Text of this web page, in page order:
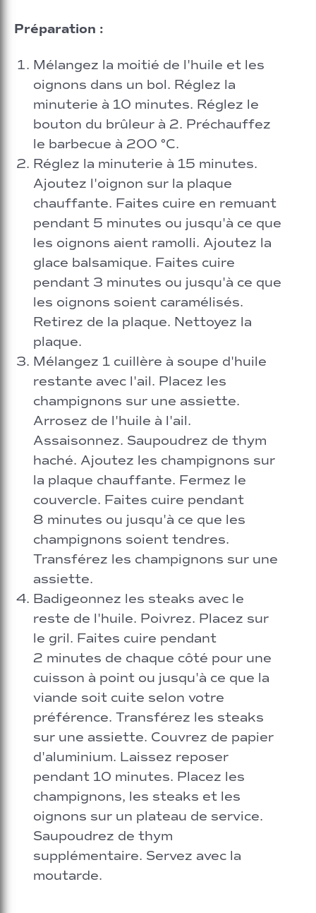
Préparation :
Mélangez la moitié de l'huile et les
oignons dans un bol. Réglez la
minuterie à 10 minutes. Réglez le
bouton du brûleur à 2. Préchauffez
le barbecue à 200 °C.
Réglez la minuterie à 15 minutes.
Ajoutez l'oignon sur la plaque
chauffante. Faites cuire en remuant
pendant 5 minutes ou jusqu'à ce que
les oignons aient ramolli. Ajoutez la
glace balsamique. Faites cuire
pendant 3 minutes ou jusqu'à ce que
les oignons soient caramélisés.
Retirez de la plaque. Nettoyez la
plaque.
Mélangez 1 cuillère à soupe d'huile
restante avec l'ail. Placez les
champignons sur une assiette.
Arrosez de l'huile à l'ail.
Assaisonnez. Saupoudrez de thym
haché. Ajoutez les champignons sur
la plaque chauffante. Fermez le
couvercle. Faites cuire pendant
8 minutes ou jusqu'à ce que les
champignons soient tendres.
Transférez les champignons sur une
assiette.
Badigeonnez les steaks avec le
reste de l'huile. Poivrez. Placez sur
le gril. Faites cuire pendant
2 minutes de chaque côté pour une
cuisson à point ou jusqu'à ce que la
viande soit cuite selon votre
préférence. Transférez les steaks
sur une assiette. Couvrez de papier
d'aluminium. Laissez reposer
pendant 10 minutes. Placez les
champignons, les steaks et les
oignons sur un plateau de service.
Saupoudrez de thym
supplémentaire. Servez avec la
moutarde.